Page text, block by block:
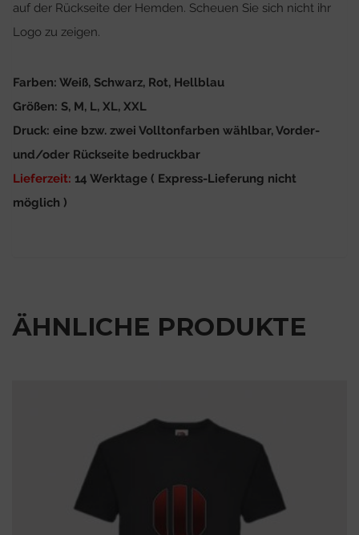
auf der Rückseite der Hemden. Scheuen Sie sich nicht ihr
Logo zu zeigen.
Farben: Weiß, Schwarz, Rot, Hellblau
Größen: S, M, L, XL, XXL
Druck: eine bzw. zwei Volltonfarben wählbar, Vorder-
und/oder Rückseite bedruckbar
Lieferzeit: 14 Werktage ( Express-Lieferung nicht
möglich )
ÄHNLICHE PRODUKTE